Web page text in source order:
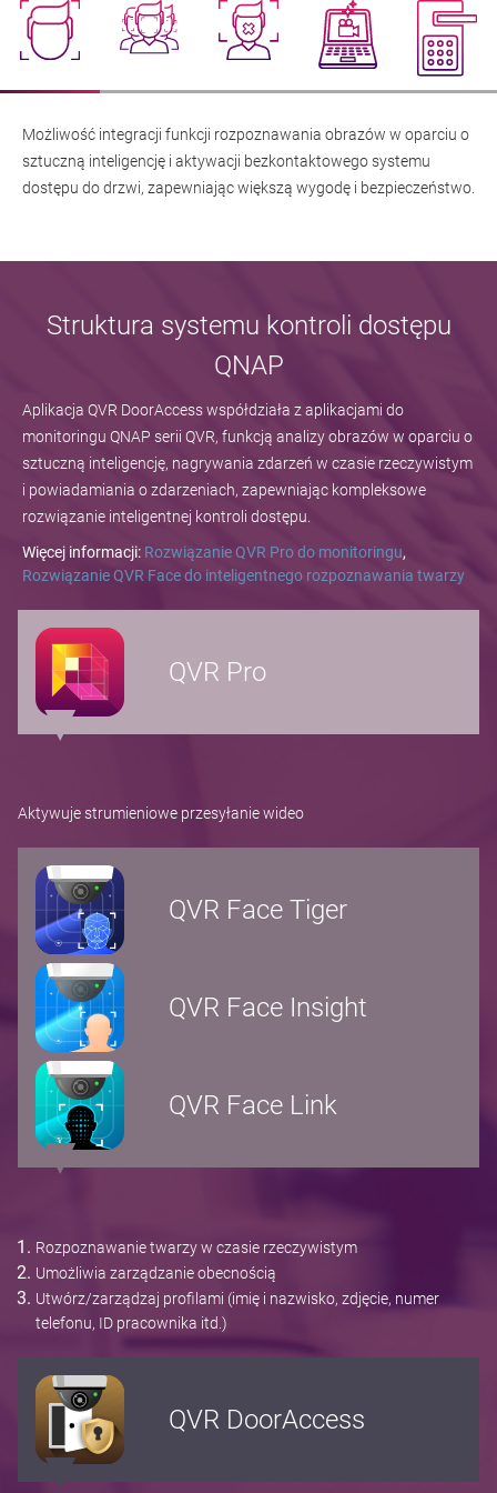
Możliwość integracji funkcji rozpoznawania obrazów w oparciu o
sztuczną inteligencję i aktywacji bezkontaktowego systemu
dostępu do drzwi, zapewniając większą wygodę i bezpieczeństwo.
Struktura systemu kontroli dostępu
QNAP
Aplikacja QVR DoorAccess współdziała z aplikacjami do
monitoringu QNAP serii QVR, funkcją analizy obrazów w oparciu o
sztuczną inteligencję, nagrywania zdarzeń w czasie rzeczywistym
i powiadamiania o zdarzeniach, zapewniając kompleksowe
rozwiązanie inteligentnej kontroli dostępu.
Więcej informacji: Rozwiązanie QVR Pro do monitoringu,
Rozwiązanie QVR Face do inteligentnego rozpoznawania twarzy
QVR Pro
Aktywuje strumieniowe przesyłanie wideo
QVR Face Tiger
QVR Face Insight
QVR Face Link
Rozpoznawanie twarzy w czasie rzeczywistym
Umożliwia zarządzanie obecnością
Utwórz/zarządzaj profilami (imię i nazwisko, zdjęcie, numer
telefonu, ID pracownika itd.)
QVR DoorAccess